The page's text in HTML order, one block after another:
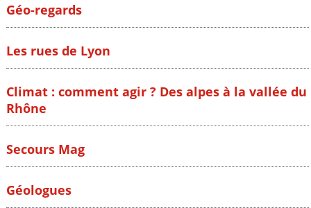
Géo-regards
Les rues de Lyon
Climat : comment agir ? Des alpes à la vallée du
Rhône
Secours Mag
Géologues